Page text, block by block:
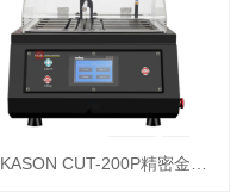
KASON CUT-200P精密金相